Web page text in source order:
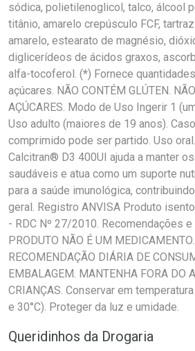
sódica, polietilenoglicol, talco, álcool
titânio, amarelo crepúsculo FCF,
amarelo, estearato de magnésio,
diglicerídeos de ácidos graxos,
alfa-tocoferol. (*) Fornece
açúcares. NÃO CONTÉM GLÚTEN.
AÇÚCARES. Modo de Uso Ingerir 1
Uso adulto (maiores de 19 anos).
comprimido pode ser partido. Uso
Calcitran® D3 400UI ajuda a manter
saudáveis e atua como um suporte
para a saúde imunológica,
geral. Registro ANVISA Produto
- RDC Nº 27/2010. Recomendações e
PRODUTO NÃO É UM
RECOMENDAÇÃO DIÁRIA DE
EMBALAGEM. MANTENHA FORA DO
CRIANÇAS. Conservar em
e 30°C). Proteger da luz e umidade.
Queridinhos da Drogaria